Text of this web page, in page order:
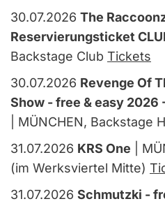
30.07.2026 The
Reservierungsticket
Backstage Club Tickets
30.07.2026 Revenge Of
Show - free & easy
| MÜNCHEN, Backstage
31.07.2026 KRS One |
(im Werksviertel Mitte)
31.07.2026 Schmutzki -